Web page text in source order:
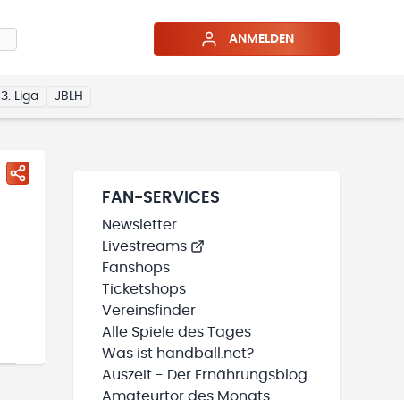
ANMELDEN
3. Liga JBLH
FAN-SERVICES
Newsletter
Livestreams
Fanshops
Ticketshops
Vereinsfinder
Alle Spiele des Tages
Was ist handball.net?
Auszeit - Der Ernährungsblog
Amateurtor des Monats